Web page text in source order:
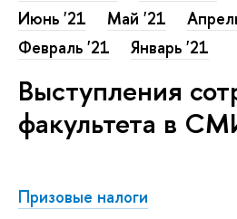
Июнь '21
Май '21
Февраль '21
Январь '21
Выступления
факультета в
Призовые налоги